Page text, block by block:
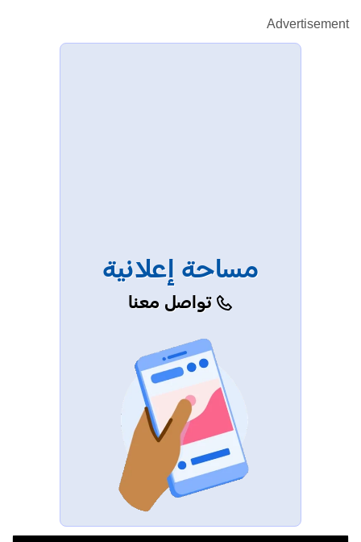
Advertisement
مساحة إعلانية
تواصل معنا